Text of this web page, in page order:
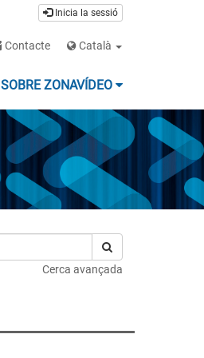
Inicia la sessió
Contacte Català
SOBRE ZONAVÍDEO
Cerca avançada